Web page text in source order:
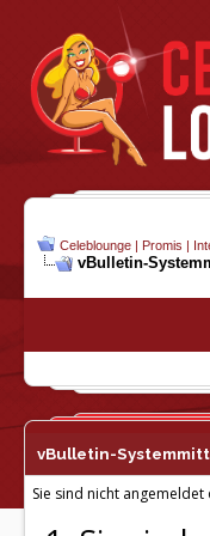
Celeblounge | Promis |
vBulletin-
vBulletin-
Sie sind nicht